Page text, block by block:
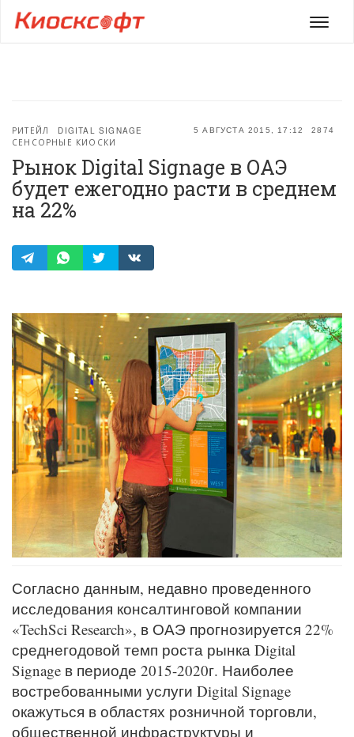
Меню
5 АВГУСТА 2015, 17:12 2874
РИТЕЙЛ
DIGITAL SIGNAGE
СЕНСОРНЫЕ КИОСКИ
Рынок Digital Signage в ОАЭ
будет ежегодно расти в среднем
на 22%
Согласно данным, недавно проведенного
исследования консалтинговой компании
«TechSci Research», в ОАЭ прогнозируется 22%
среднегодовой темп роста рынка Digital
Signage в периоде 2015-2020г. Наиболее
востребованными услуги Digital Signage
окажуться в областях розничной торговли,
общественной инфраструктуры и